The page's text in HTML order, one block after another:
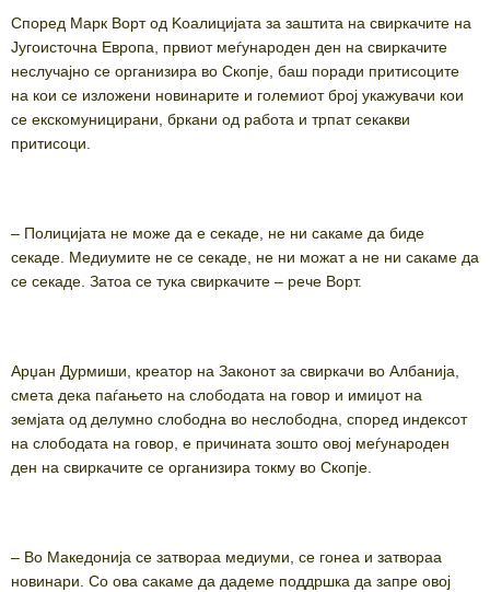
Според Марк Ворт од Kоалицијата за заштита на свиркачите на
Југоисточна Европа, првиот меѓународен ден на свиркачите
неслучајно се организира во Скопје, баш поради притисоците
на кои се изложени новинарите и големиот број укажувачи кои
се екскомуницирани, бркани од работа и трпат секакви
притисоци.
– Полицијата не може да е секаде, не ни сакаме да биде
секаде. Медиумите не се секаде, не ни можат а не ни сакаме да
се секаде. Затоа се тука свиркачите – рече Ворт.
Арџан Дурмиши, креатор на Законот за свиркачи во Албанија,
смета дека паѓањето на слободата на говор и имиџот на
земјата од делумно слободна во неслободна, според индексот
на слободата на говор, е причината зошто овој меѓународен
ден на свиркачите се организира токму во Скопје.
– Во Македонија се затвораа медиуми, се гонеа и затвораа
новинари. Со ова сакаме да дадеме поддршка да запре овој